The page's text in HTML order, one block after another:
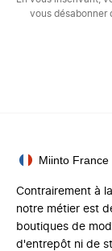
vous désabonner
Miinto France
Contrairement à
notre métier est
boutiques de
d'entrepôt ni de